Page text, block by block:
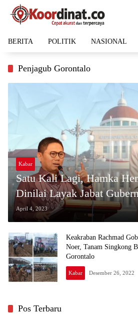
Langsung
BERITA POLITIK NASIONAL
Penjagub Gorontalo
Kabar
Satu Kali Lagi, Hamka
Dinilai Layak Jabat
April 4, 2023
Keakraban Rachmad
Noer, Tanam Singkong
Gorontalo
Kabar Desember 26, 2022
Pos Terbaru